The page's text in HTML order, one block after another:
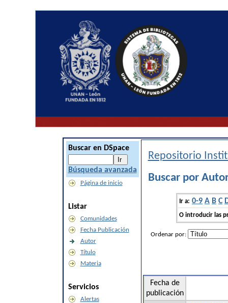
Buscar en DSpace
Búsqueda avanzada
Página de inicio
Listar
Comunidades
Fecha Publicación
Autor
Título
Materia
Servicios
Alertas
Repositorio
Buscar por
Ir a: 0-9 A B C
O introducir las
Ordenar por:
Fecha de
publicación